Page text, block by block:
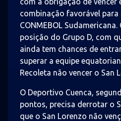
combinação favorável para
CONMEBOL
posição do Grupo D, com
ainda tem chances de
superar a equipe
Recoleta não vencer o San
O Deportivo Cuenca,
pontos, precisa derrotar o
que o San Lorenzo não